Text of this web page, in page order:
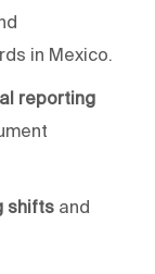
in Mexico.
reporting
shifts and